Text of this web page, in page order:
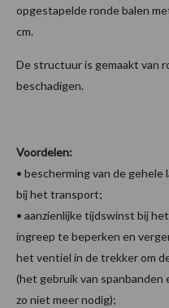
opgestapelde ronde balen
cm.
De structuur is gemaakt van
beschadigen.
Voordelen:
• bescherming van de
bij het transport;
• aanzienlijke tijdswinst bij
ingreep te beperken en
het ventiel in de trekker om
(het gebruik van spanbanden
zo niet meer nodig);